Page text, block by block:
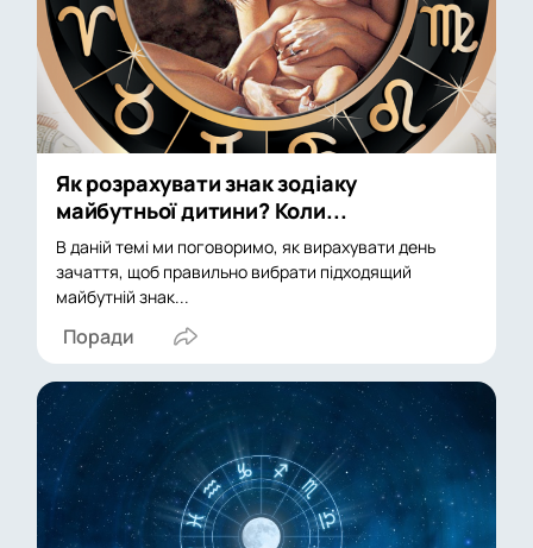
Як розрахувати знак зодіаку
майбутньої дитини? Коли...
В даній темі ми поговоримо, як вирахувати день
зачаття, щоб правильно вибрати підходящий
майбутній знак...
Поради